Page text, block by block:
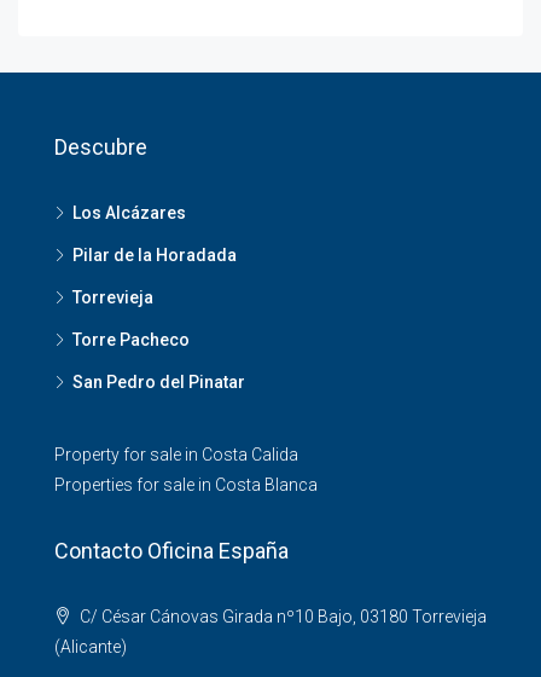
Descubre
Los Alcázares
Pilar de la Horadada
Torrevieja
Torre Pacheco
San Pedro del Pinatar
Property for sale in Costa Calida
Properties for sale in Costa Blanca
Contacto Oficina España
C/ César Cánovas Girada nº10 Bajo, 03180 Torrevieja
(Alicante)